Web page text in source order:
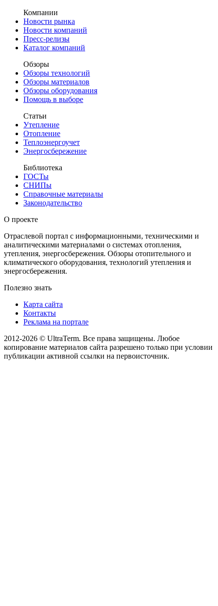
Компании
Новости рынка
Новости компаний
Пресс-релизы
Каталог компаний
Обзоры
Обзоры технологий
Обзоры материалов
Обзоры оборудования
Помощь в выборе
Статьи
Утепление
Отопление
Теплоэнергоучет
Энергосбережение
Библиотека
ГОСТы
СНИПы
Справочные материалы
Законодательство
О проекте
Отраслевой портал с информационными, техническими и
аналитическими материалами о системах отопления,
утепления, энергосбережения. Обзоры отопительного и
климатического оборудования, технологий утепления и
энергосбережения.
Полезно знать
Карта сайта
Контакты
Реклама на портале
2012-2026 © UltraTerm. Все права защищены. Любое
копирование материалов сайта разрешено только при условии
публикации активной ссылки на первоисточник.